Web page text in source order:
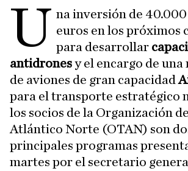
U na inversión de
euros en los próximos
para desarrollar
antidronesy el encargo de una
de aviones de gran capacidad
para el transporte estratégico
los socios de la Organización
Atlántico Norte (OTAN) son
principales programas
martes por el secretario